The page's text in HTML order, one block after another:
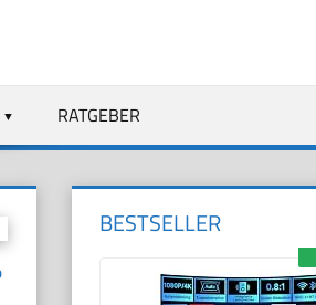
RATGEBER
BESTSELLER